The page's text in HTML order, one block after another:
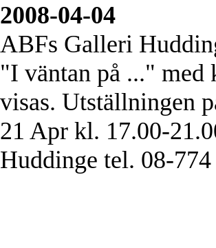
2008-04-04
ABFs Galleri
"I väntan på ..." med
visas. Utställningen
21 Apr kl. 17.00-
Huddinge tel. 08-